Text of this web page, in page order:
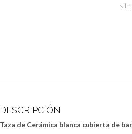
DESCRIPCIÓN
Taza de Cerámica blanca cubierta de